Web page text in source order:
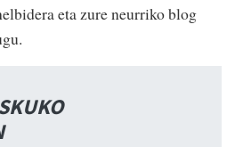
eta zure neurriko blog